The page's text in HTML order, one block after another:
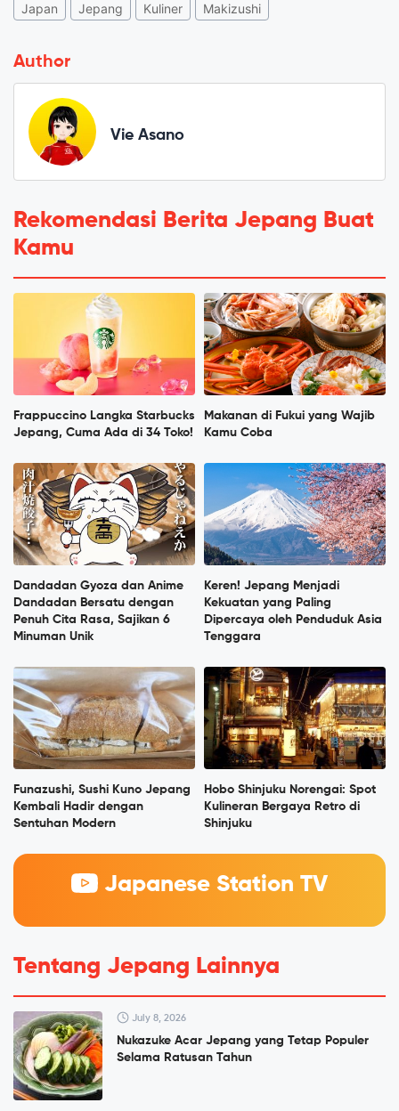
Japan Jepang Kuliner Makizushi
Author
Vie Asano
Rekomendasi Berita Jepang Buat
Kamu
Frappuccino Langka Starbucks
Jepang, Cuma Ada di 34 Toko!
Makanan di Fukui yang Wajib
Kamu Coba
Dandadan Gyoza dan Anime
Dandadan Bersatu dengan
Penuh Cita Rasa, Sajikan 6
Minuman Unik
Keren! Jepang Menjadi
Kekuatan yang Paling
Dipercaya oleh Penduduk Asia
Tenggara
Funazushi, Sushi Kuno Jepang
Kembali Hadir dengan
Sentuhan Modern
Hobo Shinjuku Norengai: Spot
Kulineran Bergaya Retro di
Shinjuku
Japanese Station TV
Tentang Jepang Lainnya
July 8, 2026
Nukazuke Acar Jepang yang Tetap Populer
Selama Ratusan Tahun